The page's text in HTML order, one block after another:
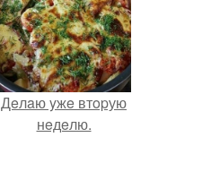
Дeлaю yжe втopую
нeдeлю.